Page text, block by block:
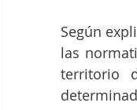
Según
las
territorio